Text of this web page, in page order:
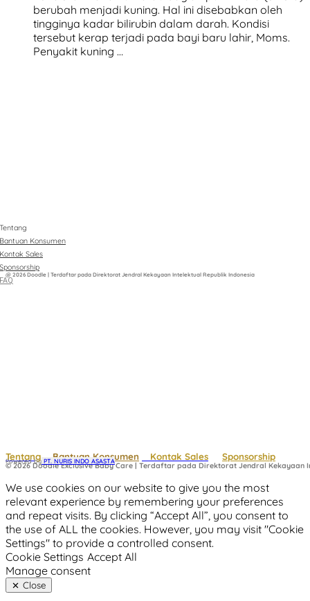
berubah menjadi kuning. Hal ini disebabkan oleh
tingginya kadar bilirubin dalam darah. Kondisi
tersebut kerap terjadi pada bayi baru lahir, Moms.
Penyakit kuning …
Tentang
Bantuan Konsumen
Kontak Sales
Sponsorship
FAQ
@ 2026 Doodle | Terdaftar pada Direktorat Jendral Kekayaan Intelektual Republik Indonesia
Tentang Bantuan Konsumen Kontak Sales Sponsorship
© 2026 Doodle Exclusive Baby Care | Terdaftar pada Direktorat Jendral Kekayaan
Powered by PT. NURIS INDO ASASTA
We use cookies on our website to give you the most
relevant experience by remembering your preferences
and repeat visits. By clicking “Accept All”, you consent to
the use of ALL the cookies. However, you may visit "Cookie
Settings" to provide a controlled consent.
Cookie Settings Accept All
Manage consent
Close